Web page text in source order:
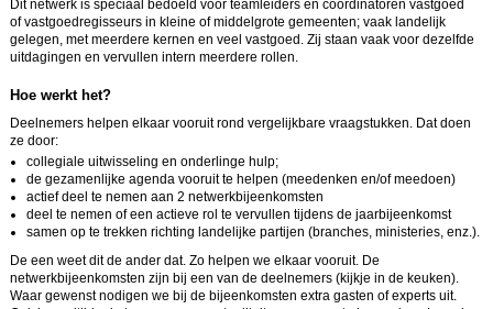
Dit netwerk is speciaal bedoeld voor teamleiders en coördinatoren vastgoed
of vastgoedregisseurs in kleine of middelgrote gemeenten; vaak landelijk
gelegen, met meerdere kernen en veel vastgoed. Zij staan vaak voor dezelfde
uitdagingen en vervullen intern meerdere rollen.
Hoe werkt het?
Deelnemers helpen elkaar vooruit rond vergelijkbare vraagstukken. Dat doen
ze door:
collegiale uitwisseling en onderlinge hulp;
de gezamenlijke agenda vooruit te helpen (meedenken en/of meedoen)
actief deel te nemen aan 2 netwerkbijeenkomsten
deel te nemen of een actieve rol te vervullen tijdens de jaarbijeenkomst
samen op te trekken richting landelijke partijen (branches, ministeries, enz.).
De een weet dit de ander dat. Zo helpen we elkaar vooruit. De
netwerkbijeenkomsten zijn bij een van de deelnemers (kijkje in de keuken).
Waar gewenst nodigen we bij de bijeenkomsten extra gasten of experts uit.